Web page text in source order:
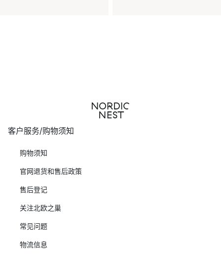
客户服务/购物须知
购物须知
官网退货和售后政策
售后登记
关注北欧之巢
常见问题
物流信息